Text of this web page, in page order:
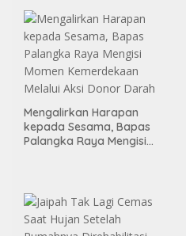
Mengalirkan Harapan
kepada Sesama, Bapas
Palangka Raya Mengisi